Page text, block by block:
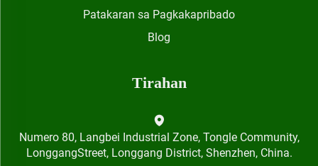
Patakaran sa Pagkakapribado
Blog
Tirahan
Numero 80, Langbei Industrial Zone, Tongle Community,
LonggangStreet, Longgang District, Shenzhen, China.